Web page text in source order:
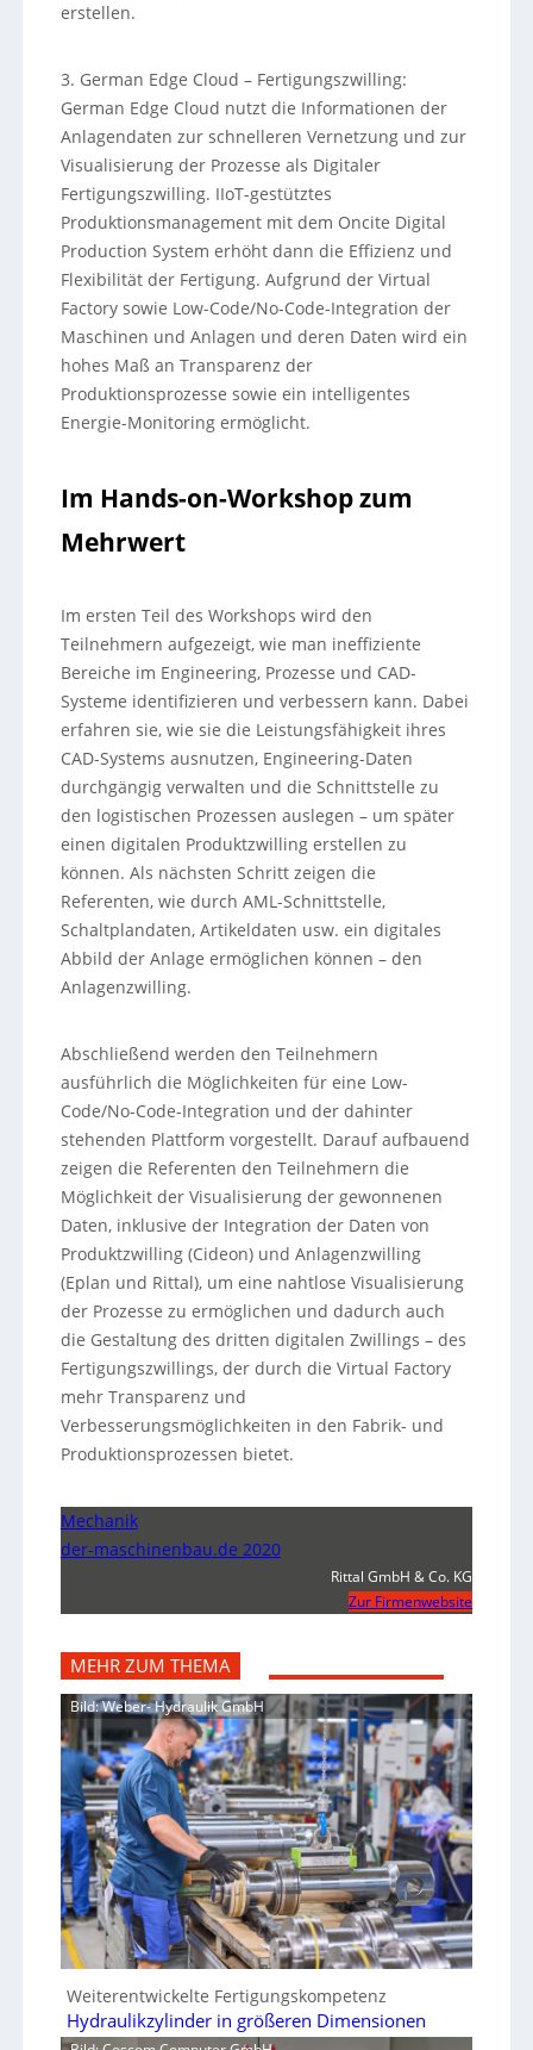
erstellen.
3. German Edge Cloud – Fertigungszwilling:
German Edge Cloud nutzt die Informationen der
Anlagendaten zur schnelleren Vernetzung und zur
Visualisierung der Prozesse als Digitaler
Fertigungszwilling. IIoT-gestütztes
Produktionsmanagement mit dem Oncite Digital
Production System erhöht dann die Effizienz und
Flexibilität der Fertigung. Aufgrund der Virtual
Factory sowie Low-Code/No-Code-Integration der
Maschinen und Anlagen und deren Daten wird ein
hohes Maß an Transparenz der
Produktionsprozesse sowie ein intelligentes
Energie-Monitoring ermöglicht.
Im Hands-on-Workshop zum
Mehrwert
Im ersten Teil des Workshops wird den
Teilnehmern aufgezeigt, wie man ineffiziente
Bereiche im Engineering, Prozesse und CAD-
Systeme identifizieren und verbessern kann. Dabei
erfahren sie, wie sie die Leistungsfähigkeit ihres
CAD-Systems ausnutzen, Engineering-Daten
durchgängig verwalten und die Schnittstelle zu
den logistischen Prozessen auslegen – um später
einen digitalen Produktzwilling erstellen zu
können. Als nächsten Schritt zeigen die
Referenten, wie durch AML-Schnittstelle,
Schaltplandaten, Artikeldaten usw. ein digitales
Abbild der Anlage ermöglichen können – den
Anlagenzwilling.
Abschließend werden den Teilnehmern
ausführlich die Möglichkeiten für eine Low-
Code/No-Code-Integration und der dahinter
stehenden Plattform vorgestellt. Darauf aufbauend
zeigen die Referenten den Teilnehmern die
Möglichkeit der Visualisierung der gewonnenen
Daten, inklusive der Integration der Daten von
Produktzwilling (Cideon) und Anlagenzwilling
(Eplan und Rittal), um eine nahtlose Visualisierung
der Prozesse zu ermöglichen und dadurch auch
die Gestaltung des dritten digitalen Zwillings – des
Fertigungszwillings, der durch die Virtual Factory
mehr Transparenz und
Verbesserungsmöglichkeiten in den Fabrik- und
Produktionsprozessen bietet.
Mechanik
der-maschinenbau.de 2020
Rittal GmbH & Co. KG
Zur Firmenwebsite
MEHR ZUM THEMA
Bild: Weber- Hydraulik GmbH
Weiterentwickelte Fertigungskompetenz
Hydraulikzylinder in größeren Dimensionen